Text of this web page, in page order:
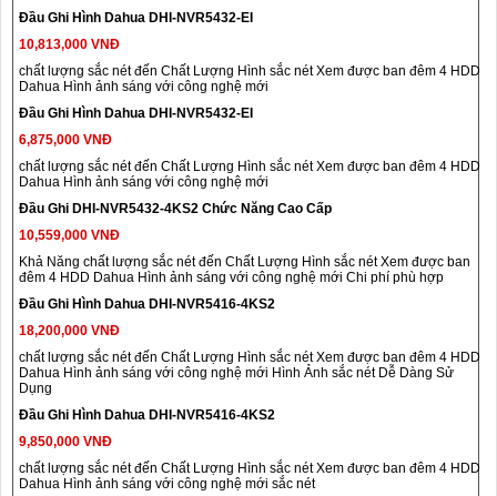
Đầu Ghi Hình Dahua DHI-NVR5432-EI
10,813,000 VNĐ
chất lượng sắc nét đến Chất Lượng Hình sắc nét Xem được ban đêm 4 HDD
Dahua Hình ảnh sáng với công nghệ mới
Đầu Ghi Hình Dahua DHI-NVR5432-EI
6,875,000 VNĐ
chất lượng sắc nét đến Chất Lượng Hình sắc nét Xem được ban đêm 4 HDD
Dahua Hình ảnh sáng với công nghệ mới
Đầu Ghi DHI-NVR5432-4KS2 Chức Năng Cao Cấp
10,559,000 VNĐ
Khả Năng chất lượng sắc nét đến Chất Lượng Hình sắc nét Xem được ban
đêm 4 HDD Dahua Hình ảnh sáng với công nghệ mới Chi phí phù hợp
Đầu Ghi Hình Dahua DHI-NVR5416-4KS2
18,200,000 VNĐ
chất lượng sắc nét đến Chất Lượng Hình sắc nét Xem được ban đêm 4 HDD
Dahua Hình ảnh sáng với công nghệ mới Hình Ảnh sắc nét Dễ Dàng Sử
Dụng
Đầu Ghi Hình Dahua DHI-NVR5416-4KS2
9,850,000 VNĐ
chất lượng sắc nét đến Chất Lượng Hình sắc nét Xem được ban đêm 4 HDD
Dahua Hình ảnh sáng với công nghệ mới sắc nét